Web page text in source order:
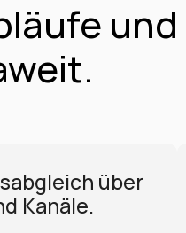
über
Kanäle.